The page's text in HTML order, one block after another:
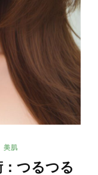
美肌
つるつる